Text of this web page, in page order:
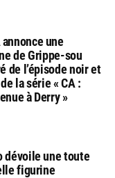
annonce une
de Grippe-sou
de l’épisode noir et
la série « CA :
à Derry »
dévoile une toute
figurine